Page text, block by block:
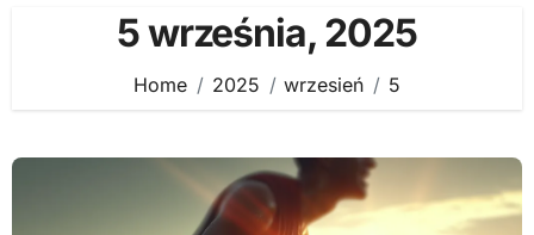
5 września, 2025
Home 2025 wrzesień 5